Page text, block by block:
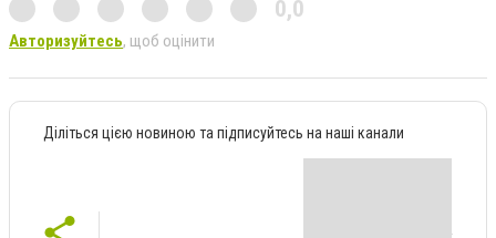
0,0
Авторизуйтесь, щоб оцінити
Діліться цією новиною та підписуйтесь на наші канали